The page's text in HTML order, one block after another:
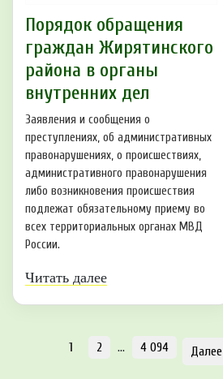
Порядок обращения
граждан Жирятинского
района в органы
внутренних дел
Заявления и сообщения о
преступлениях, об административных
правонарушениях, о происшествиях,
административного правонарушения
либо возникновения происшествия
подлежат обязательному приему во
всех территориальных органах МВД
России.
Читать далее
1 2 … 4 094 Далее